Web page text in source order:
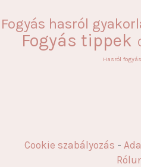
Fogyás hasról
Fogyás tippek
Hasról
Cookie szabályozás -